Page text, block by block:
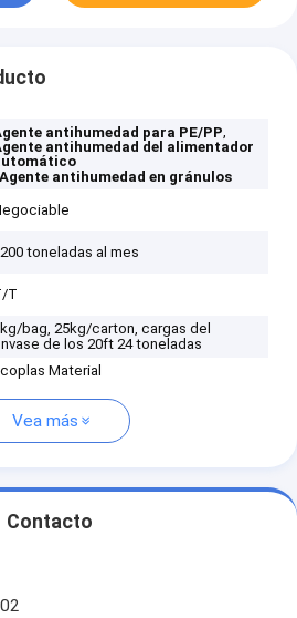
antihumedad para PE/PP,
antihumedad del alimentador
Agente antihumedad en gránulos
toneladas al mes
T
bag, 25kg/carton, cargas del
de los 20ft 24 toneladas
Material
Vea más
Contacto